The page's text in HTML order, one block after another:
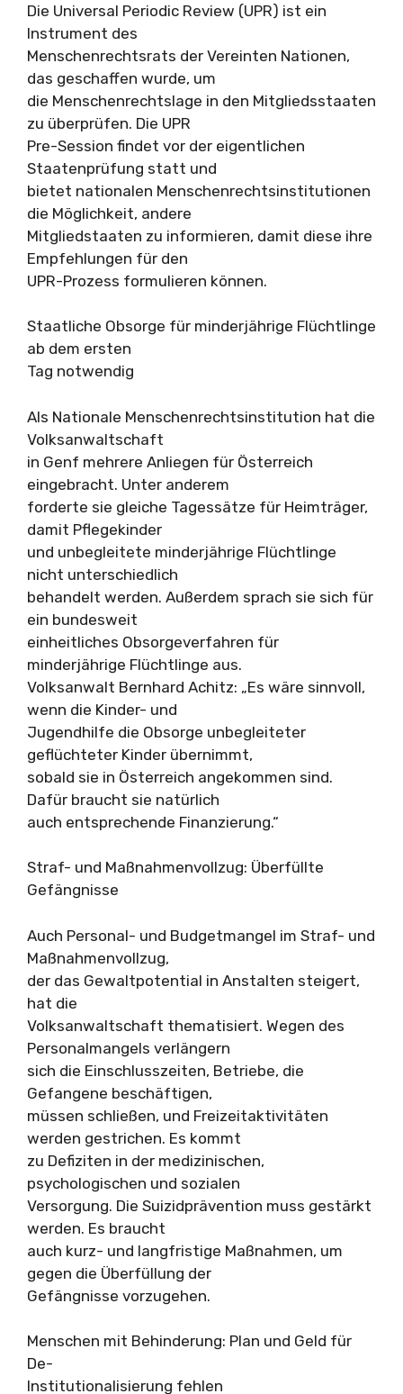
Die Universal Periodic Review (UPR) ist ein
Instrument des
Menschenrechtsrats der Vereinten Nationen,
das geschaffen wurde, um
die Menschenrechtslage in den Mitgliedsstaaten
zu überprüfen. Die UPR
Pre-Session findet vor der eigentlichen
Staatenprüfung statt und
bietet nationalen Menschenrechtsinstitutionen
die Möglichkeit, andere
Mitgliedstaaten zu informieren, damit diese ihre
Empfehlungen für den
UPR-Prozess formulieren können.
Staatliche Obsorge für minderjährige Flüchtlinge
ab dem ersten
Tag notwendig
Als Nationale Menschenrechtsinstitution hat die
Volksanwaltschaft
in Genf mehrere Anliegen für Österreich
eingebracht. Unter anderem
forderte sie gleiche Tagessätze für Heimträger,
damit Pflegekinder
und unbegleitete minderjährige Flüchtlinge
nicht unterschiedlich
behandelt werden. Außerdem sprach sie sich für
ein bundesweit
einheitliches Obsorgeverfahren für
minderjährige Flüchtlinge aus.
Volksanwalt Bernhard Achitz: „Es wäre sinnvoll,
wenn die Kinder- und
Jugendhilfe die Obsorge unbegleiteter
geflüchteter Kinder übernimmt,
sobald sie in Österreich angekommen sind.
Dafür braucht sie natürlich
auch entsprechende Finanzierung.“
Straf- und Maßnahmenvollzug: Überfüllte
Gefängnisse
Auch Personal- und Budgetmangel im Straf- und
Maßnahmenvollzug,
der das Gewaltpotential in Anstalten steigert,
hat die
Volksanwaltschaft thematisiert. Wegen des
Personalmangels verlängern
sich die Einschlusszeiten, Betriebe, die
Gefangene beschäftigen,
müssen schließen, und Freizeitaktivitäten
werden gestrichen. Es kommt
zu Defiziten in der medizinischen,
psychologischen und sozialen
Versorgung. Die Suizidprävention muss gestärkt
werden. Es braucht
auch kurz- und langfristige Maßnahmen, um
gegen die Überfüllung der
Gefängnisse vorzugehen.
Menschen mit Behinderung: Plan und Geld für
De-
Institutionalisierung fehlen